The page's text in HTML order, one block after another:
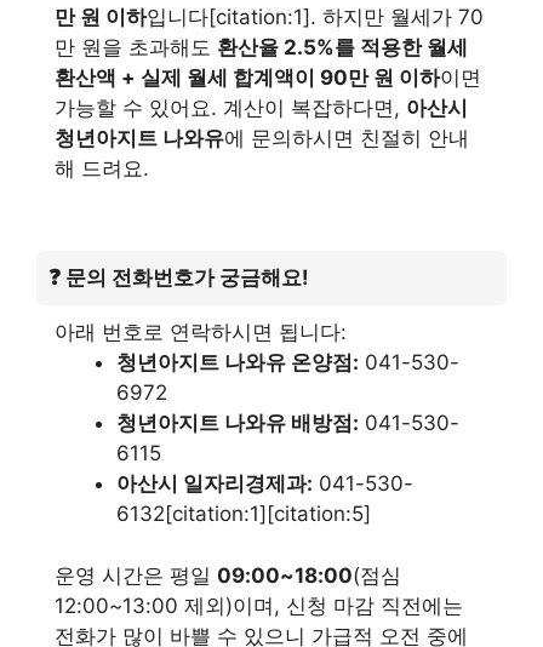
만 원 이하입니다[citation:1]. 하지만 월세가 70
만 원을 초과해도 환산율 2.5%를 적용한 월세
환산액 + 실제 월세 합계액이 90만 원 이하이면
가능할 수 있어요. 계산이 복잡하다면, 아산시
청년아지트 나와유에 문의하시면 친절히 안내
해 드려요.
❓ 문의 전화번호가 궁금해요!
아래 번호로 연락하시면 됩니다:
청년아지트 나와유 온양점: 041-530-
6972
청년아지트 나와유 배방점: 041-530-
6115
아산시 일자리경제과: 041-530-
6132[citation:1][citation:5]
운영 시간은 평일 09:00~18:00(점심
12:00~13:00 제외)이며, 신청 마감 직전에는
전화가 많이 바쁠 수 있으니 가급적 오전 중에